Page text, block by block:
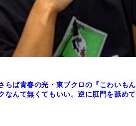
らば青春の光・東ブクロの『こわいもん
なんて無くてもいい。逆に肛門を舐めて